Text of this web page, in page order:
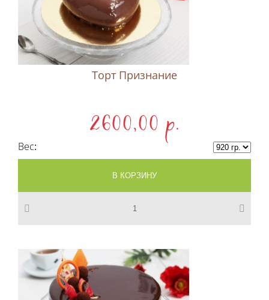
Торт Признание
2600,00 p.
Вес